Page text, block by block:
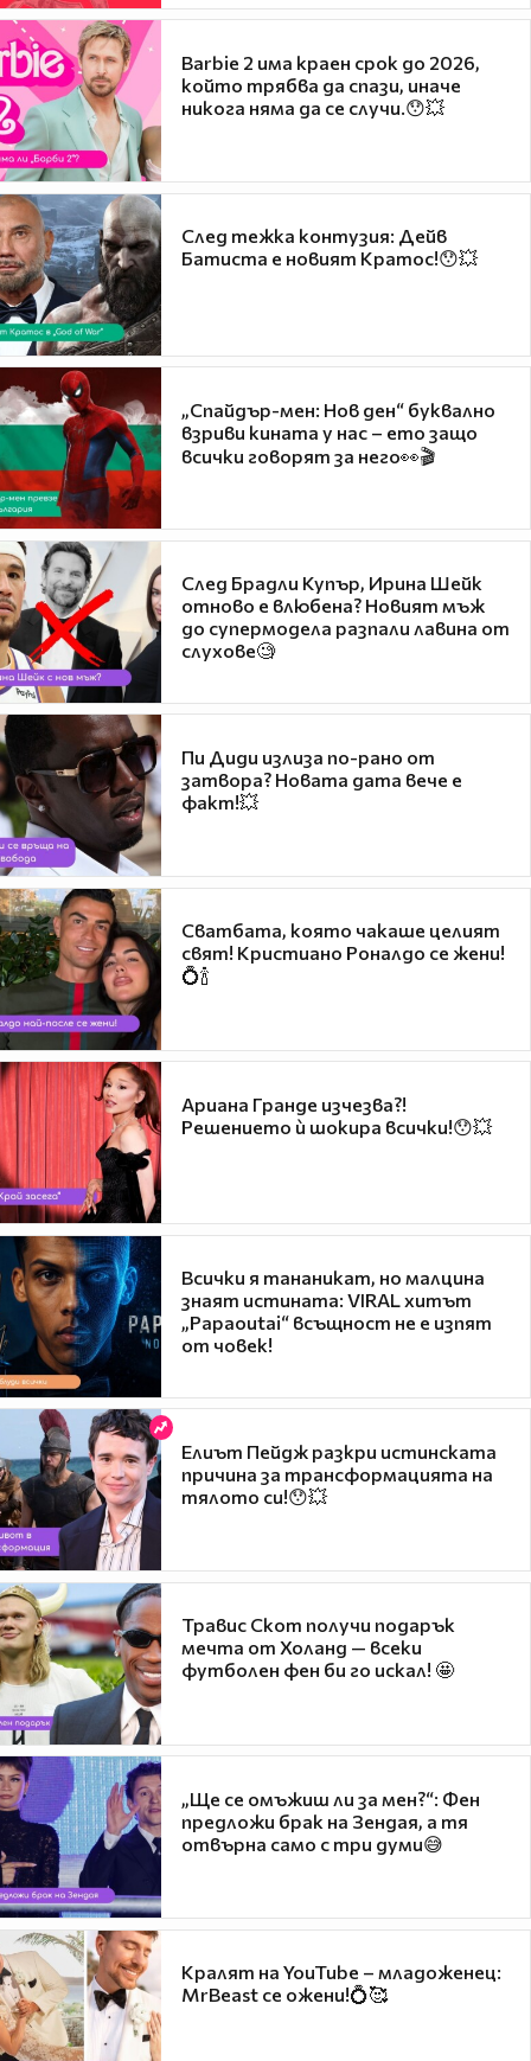
Barbie 2 има краен срок до 2026,
който трябва да спази, иначе
никога няма да се случи.😯💥
След тежка контузия: Дейв
Батиста е новият Кратос!😯💥
„Спайдър-мен: Нов ден“ буквално
взриви кината у нас – ето защо
всички говорят за него👀🎬
След Брадли Купър, Ирина Шейк
отново е влюбена? Новият мъж
до супермодела разпали лавина от
слухове🧐
Пи Диди излиза по-рано от
затвора? Новата дата вече е
факт!💥
Сватбата, която чакаше целият
свят! Кристиано Роналдо се жени!
💍🍾
Ариана Гранде изчезва?!
Решението ѝ шокира всички!😯💥
Всички я тананикат, но малцина
знаят истината: VIRAL хитът
„Papaoutai“ всъщност не е изпят
от човек!
Елиът Пейдж разкри истинската
причина за трансформацията на
тялото си!😯💥
Травис Скот получи подарък
мечта от Холанд — всеки
футболен фен би го искал! 🤩
„Ще се омъжиш ли за мен?“: Фен
предложи брак на Зендая, а тя
отвърна само с три думи😅
Кралят на YouTube – младоженец:
MrBeast се ожени!💍🥰